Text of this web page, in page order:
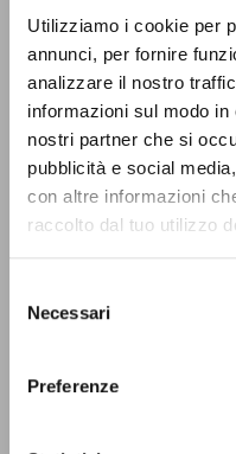
Utilizziamo i cookie per
annunci, per fornire
analizzare il nostro
informazioni sul modo
nostri partner che si
pubblicità e social
con altre informazioni
raccolto dal tuo utilizzo
delNecessari
Preferenze
Giussani LuigiAutor
Ratzinger JosephAutor
BUR
Italiano
ÚLTIMA ACTUALIZACIÓN